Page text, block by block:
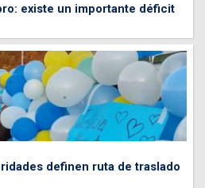
existe un importante déficit
definen ruta de traslado